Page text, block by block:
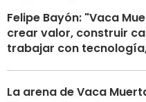
Felipe Bayón: "Vaca
crear valor, construir
trabajar con
La arena de Vaca